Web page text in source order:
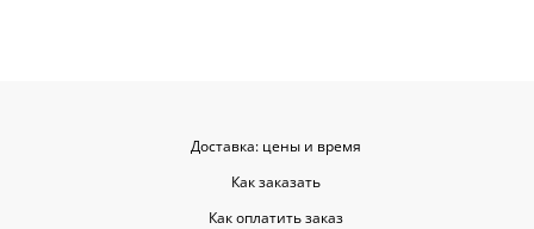
Доставка: цены и время
Как заказать
Как оплатить заказ